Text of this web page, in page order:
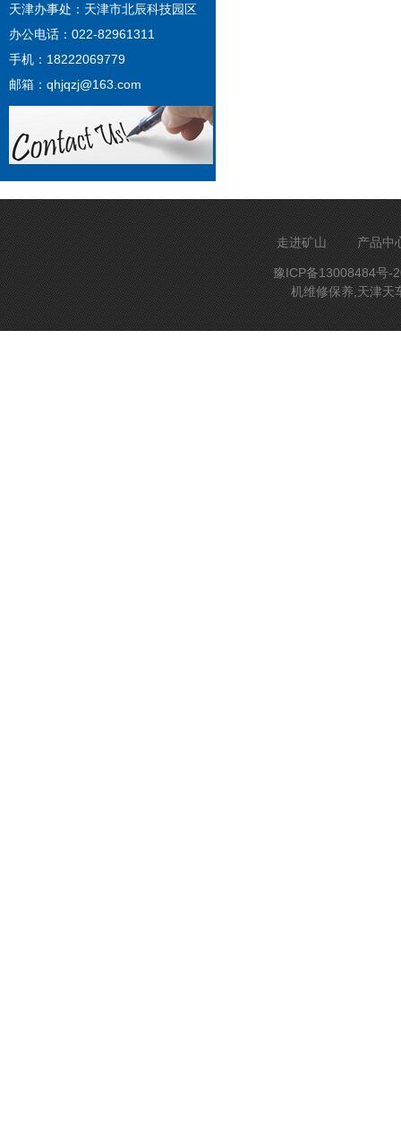
天津办事处：天津市北辰科技园区
办公电话：022-82961311
手机：18222069779
邮箱：qhjqzj@163.com
走进矿山 产品中
豫ICP备13008484号-
机维修保养,天津